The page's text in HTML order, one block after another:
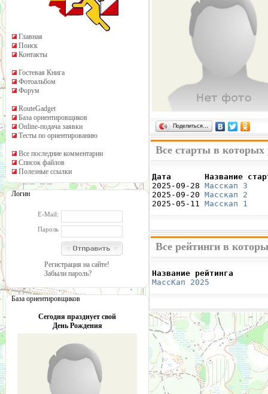
Главная
Поиск
Контакты
Гостевая Книга
Фотоальбом
Форум
RouteGadget
База ориентировщиков
Online-подача заявки
Тесты по ориентированию
Все последние комментарии
Список файлов
Полезные ссылки
Логин
E-Mail:
Пароль
Регистрация на сайте!
Забыли пароль?
База ориентировщиков
Сегодня празднует свой
День Рождения
Поделиться…
Все старты в которых
Дата       Название
2025-09-28 Масскап 3
2025-09-20 Масскап 2
2025-05-11 Масскап 1
Все рейтинги в
Название рейтинга
МассКап 2025